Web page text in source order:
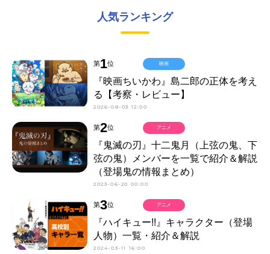
人気ランキング
第1位
『映画ちいかわ』島二郎の正体を考え
る【考察・レビュー】
2026-08-03 12:00
映画
第2位
『鬼滅の刃』十二鬼月（上弦の鬼、下
弦の鬼）メンバーを一覧で紹介＆解説
（登場鬼の情報まとめ）
2023-06-20 00:00
アニメ
第3位
『ハイキュー!!』キャラクター（登場
人物）一覧・紹介＆解説
2024-03-11 16:00
アニメ